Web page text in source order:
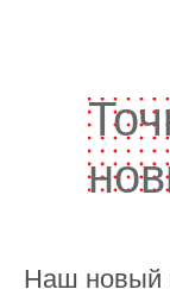
Наш новый